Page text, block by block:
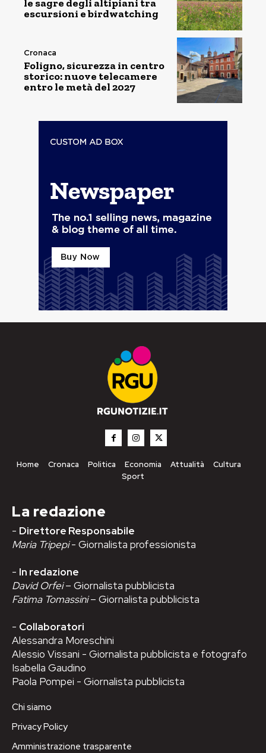
le sagre degli altipiani tra
escursioni e birdwatching
Cronaca
Foligno, sicurezza in centro
storico: nuove telecamere
entro le metà del 2027
Home Cronaca Politica Economia Attualità
Cultura
Sport
La redazione
- Direttore Responsabile
Maria Tripepi- Giornalista professionista
- In redazione
David Orfei– Giornalista pubblicista
Fatima Tomassini– Giornalista pubblicista
- Collaboratori
Alessandra Moreschini
Alessio Vissani - Giornalista pubblicista e fotografo
Isabella Gaudino
Paola Pompei - Giornalista pubblicista
Chi siamo
Privacy Policy
Amministrazione trasparente